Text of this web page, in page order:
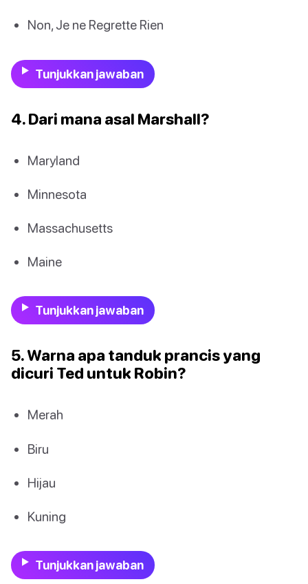
Non, Je ne Regrette Rien
Tunjukkan jawaban
4. Dari mana asal Marshall?
Maryland
Minnesota
Massachusetts
Maine
Tunjukkan jawaban
5. Warna apa tanduk prancis yang
dicuri Ted untuk Robin?
Merah
Biru
Hijau
Kuning
Tunjukkan jawaban